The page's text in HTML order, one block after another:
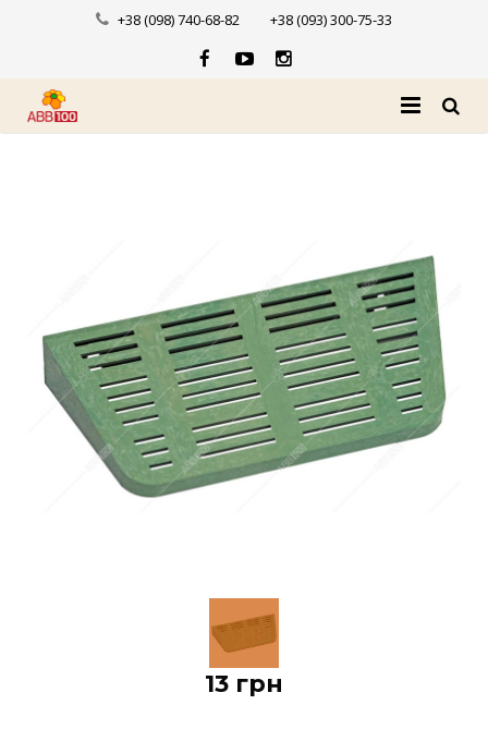
+38 (098) 740-68-82 +38 (093) 300-75-33
Доставка і оплата
Новини
Контакти
13 грн